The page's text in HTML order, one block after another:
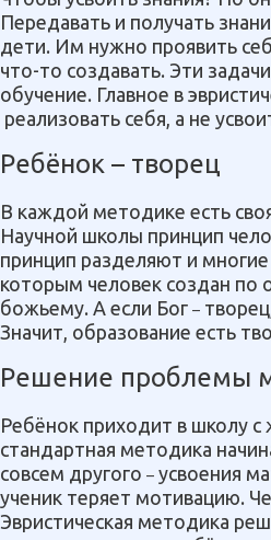
Передавать и получать
дети. Им нужно проявить
что-то создавать. Эти
обучение. Главное в
реализовать себя, а не
Ребёнок – творец
В каждой методике есть
Научной школы принцип
принцип разделяют и многие
которым человек создан по
божьему. А если Бог –
Значит, образование есть
Решение проблемы
Ребёнок приходит в школу с
стандартная методика
совсем другого – усвоения
ученик теряет мотивацию.
Эвристическая методика